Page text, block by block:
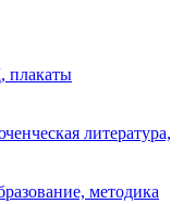
плакаты
литература,
методика